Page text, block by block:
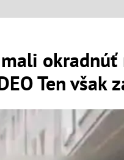
Ten však